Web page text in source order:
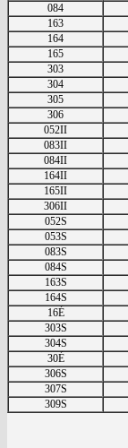
084
163
164
165
303
304
305
306
052II
083II
084II
164II
165II
306II
052S
053S
083S
084S
163S
164S
16É
303S
304S
30É
306S
307S
309S